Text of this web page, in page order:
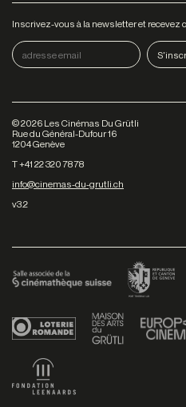
Inscrivez-vous à la newsletter et recevez
©2026 Les Cinémas Du Grütli
Rue du Général-Dufour 16
1204 Genève
T +41 22 320 78 78
info@cinemas-du-grutli.ch
v3.2